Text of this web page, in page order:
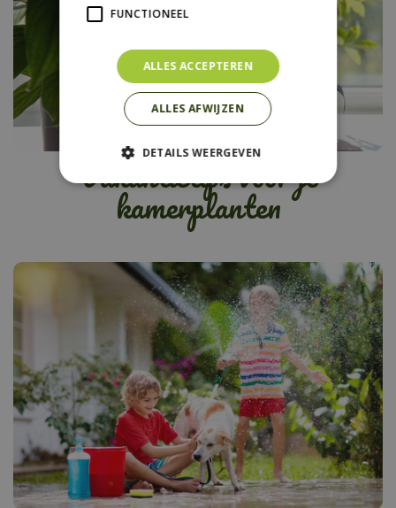
Vakantietips voor je
kamerplanten
FUNCTIONEEL
ALLES ACCEPTEREN
ALLES AFWIJZEN
DETAILS WEERGEVEN